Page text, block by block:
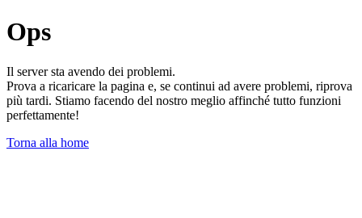
Ops
Il server sta avendo dei problemi.
Prova a ricaricare la pagina e, se continui ad avere problemi, riprova
più tardi. Stiamo facendo del nostro meglio affinché tutto funzioni
perfettamente!
Torna alla home